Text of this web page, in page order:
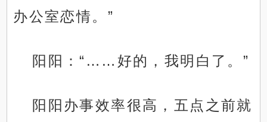
办公室恋情。”
阳阳：“……好的，我明白了。”
阳阳办事效率很高，五点之前就